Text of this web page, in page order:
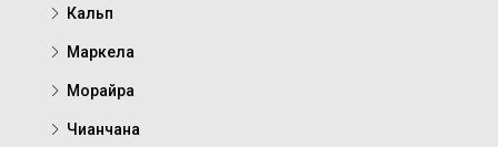
Кальп
Маркела
Морайра
Чианчана